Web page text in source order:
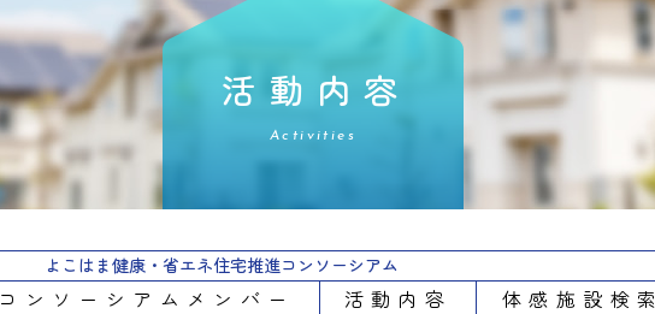
よこはま健康・省エネ住宅推進コンソーシアム
コンソーシアムメンバー 活動内容 体感施設検索
活動内容
Activities